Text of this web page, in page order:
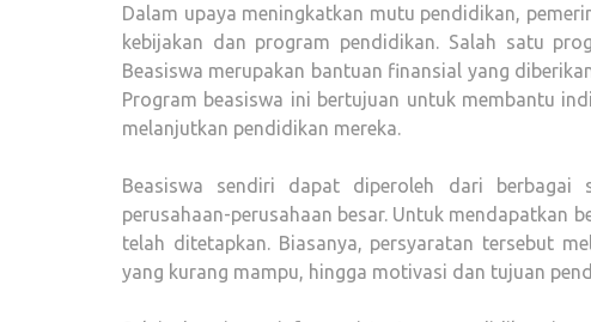
Dalam upaya meningkatkan mutu pendidikan,
kebijakan dan program pendidikan. Salah satu
Beasiswa merupakan bantuan finansial yang
Program beasiswa ini bertujuan untuk membantu
melanjutkan pendidikan mereka.
Beasiswa sendiri dapat diperoleh dari berbagai
perusahaan-perusahaan besar. Untuk mendapatkan
telah ditetapkan. Biasanya, persyaratan tersebut
yang kurang mampu, hingga motivasi dan tujuan